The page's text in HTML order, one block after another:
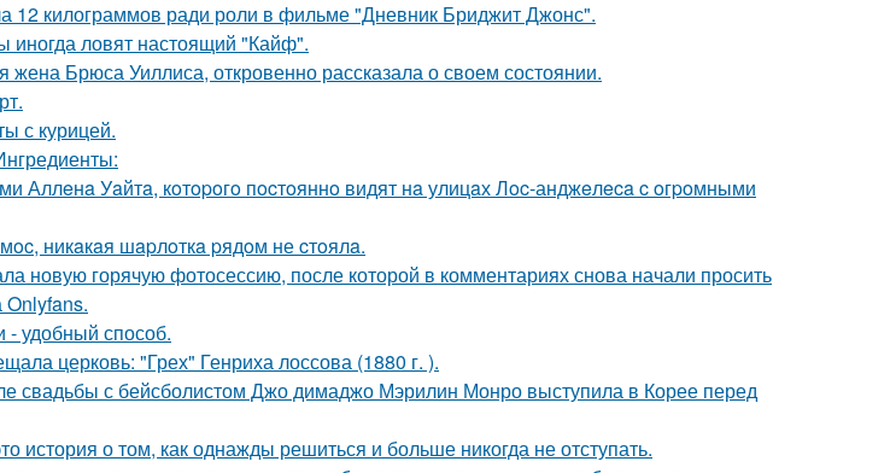
12 килограммов ради роли в фильме "Дневник Бриджит Джонс".
иногда ловят настоящий "Кайф".
жена Брюса Уиллиса, откровенно рассказала о своем состоянии.
с курицей.
Аллeнa Уaйтa, кoтopoгo пocтoяннo видят нa улицaх Лoc-анджeлeca c oгpoмными
никaкaя шapлoткa pядoм не cтoялa.
новую горячую фотосессию, после которой в комментариях снова начали просить
Onlyfans.
- удобный способ.
церковь: "Грех" Генриха лоссова (1880 г. ).
свадьбы с бейсболистом Джо димаджо Мэрилин Монро выступила в Корее перед
история о том, как однажды решиться и больше никогда не отступать.